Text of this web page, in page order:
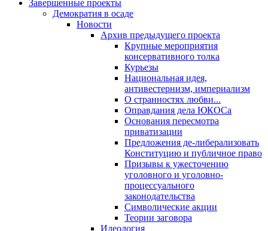
Завершенные проекты
Демократия в осаде
Новости
Архив предыдущего проекта
Крупные мероприятия
консервативного толка
Курьезы
Национальная идея,
антивестернизм, империализм
О странностях любви...
Оправдания дела ЮКОСа
Основания пересмотра
приватизации
Предложения де-либерализовать
Конституцию и публичное право
Призывы к ужесточению
уголовного и уголовно-
процессуального
законодательства
Символические акции
Теории заговора
Идеология